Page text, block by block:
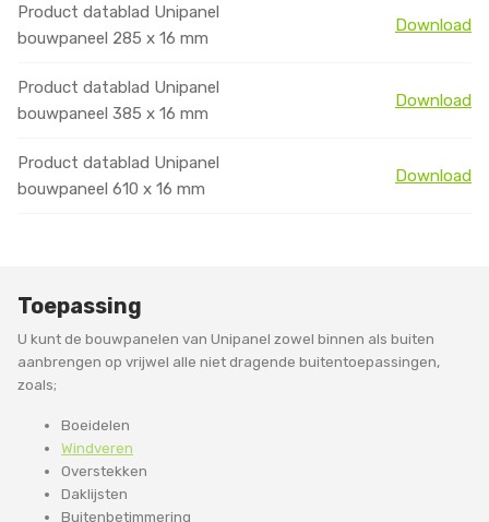
Product datablad Unipanel
bouwpaneel 285 x 16 mm
Download
Product datablad Unipanel
bouwpaneel 385 x 16 mm
Download
Product datablad Unipanel
bouwpaneel 610 x 16 mm
Download
Toepassing
U kunt de bouwpanelen van Unipanel zowel binnen als buiten
aanbrengen op vrijwel alle niet dragende buitentoepassingen,
zoals;
Boeidelen
Windveren
Overstekken
Daklijsten
Buitenbetimmering